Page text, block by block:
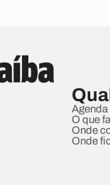
O que
Onde
Onde